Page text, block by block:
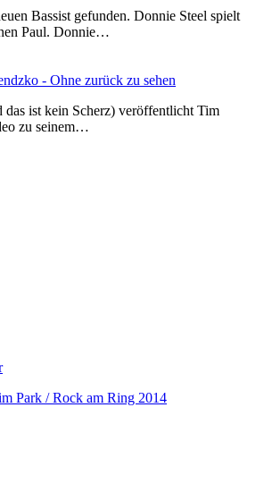
Bassist gefunden. Donnie Steel spielt
Paul. Donnie…
- Ohne zurück zu sehen
ist kein Scherz) veröffentlicht Tim
zu seinem…
Park / Rock am Ring 2014